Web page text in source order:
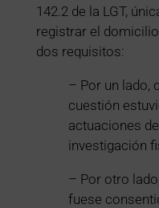
142.2 de la LGT,
registrar el
dos requisitos:
– Por un lado,
cuestión
actuaciones
investigación
– Por otro
fuese